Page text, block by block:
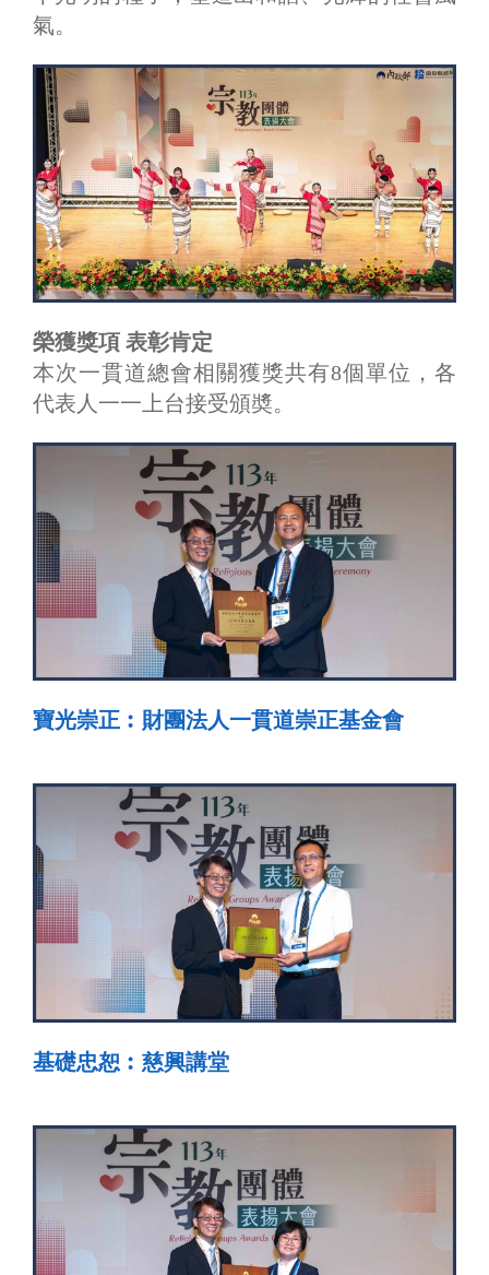
氣。
榮獲獎項 表彰肯定
本次一貫道總會相關獲獎共有8個單位，各
代表人一一上台接受頒奬。
寶光崇正︰財團法人一貫道崇正基金會
基礎忠恕︰慈興講堂